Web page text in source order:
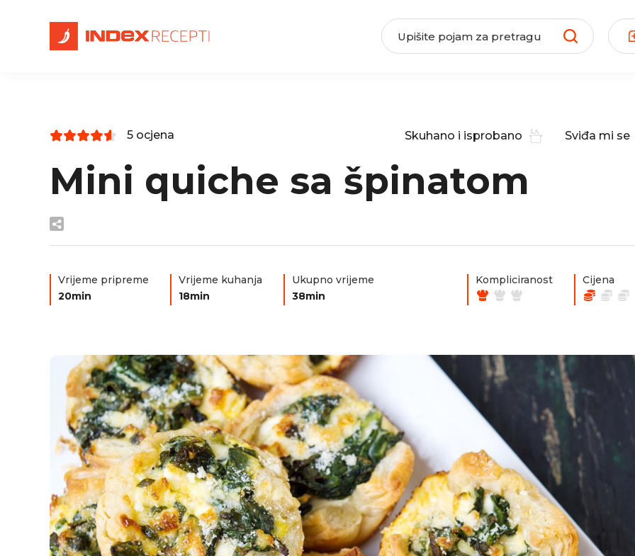
5 ocjena Skuhano i isprobano Sviđa mi se
Mini quiche sa špinatom
Vrijeme pripreme
20min
Vrijeme kuhanja
18min
Ukupno vrijeme
38min
Kompliciranost Cijena